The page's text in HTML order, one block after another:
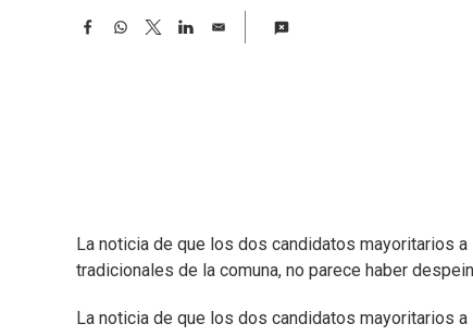
F
W
T
w
L
E
La noticia de que los dos candidatos mayoritarios
tradicionales de la comuna, no parece haber
La noticia de que los dos candidatos mayoritarios